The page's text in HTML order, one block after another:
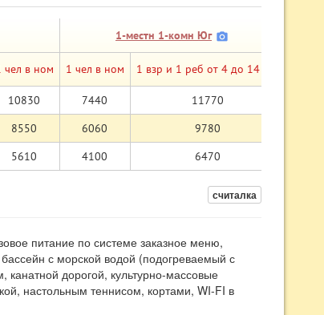
1-местн 1-комн Юг camera_alt
чел в ном 1 чел в ном 1 взр и 1 реб от 4 до 14 лет
10830 7440 11770
8550 6060 9780
5610 4100 6470
считалка
питание по системе заказное меню,
с морской водой (подогреваемый с
дорогой, культурно-массовые
настольным теннисом, кортами, WI-FI в